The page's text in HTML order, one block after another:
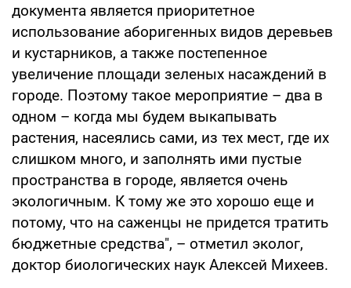
документа является приоритетное
использование аборигенных видов деревьев
и кустарников, а также постепенное
увеличение площади зеленых насаждений в
городе. Поэтому такое мероприятие – два в
одном – когда мы будем выкапывать
растения, насеялись сами, из тех мест, где их
слишком много, и заполнять ими пустые
пространства в городе, является очень
экологичным. К тому же это хорошо еще и
потому, что на саженцы не придется тратить
бюджетные средства", – отметил эколог,
доктор биологических наук Алексей Михеев.